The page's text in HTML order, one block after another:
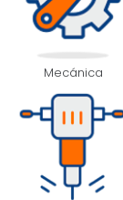
Mecánica